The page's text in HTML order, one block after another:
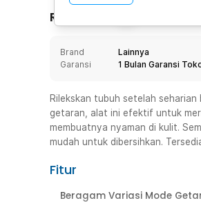
Toko
Toko
Pick n
Rincian Produk
Brand
Lainnya
Garansi
1 Bulan Garansi
Rilekskan tubuh setelah
getaran, alat ini efektif untuk
membuatnya nyaman di kulit.
mudah untuk dibersihkan.
Fitur
Beragam Variasi Mode